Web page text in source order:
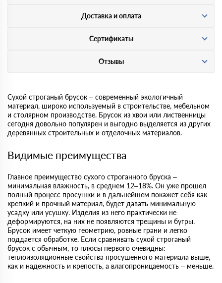
Доставка и оплата
Сертификаты
Отзывы
Сухой строганый брусок – современный экологичный
материал, широко используемый в строительстве, мебельном
и столярном производстве. Брусок из хвои или лиственницы
сегодня довольно популярен и выгодно выделяется из других
деревянных строительных и отделочных материалов.
Видимые преимущества
Главное преимущество сухого строганного бруска –
минимальная влажность, в среднем 12–18%. Он уже прошел
полный процесс просушки и в дальнейшем покажет себя как
крепкий и прочный материал, будет давать минимальную
усадку или усушку. Изделия из него практически не
деформируются, на них не появляются трещины и бугры.
Брусок имеет четкую геометрию, ровные грани и легко
поддается обработке. Если сравнивать сухой строганый
брусок с обычным, то плюсы первого очевидны:
теплоизоляционные свойства просушенного материала выше,
как и надежность и крепость, а влагопроницаемость – меньше.